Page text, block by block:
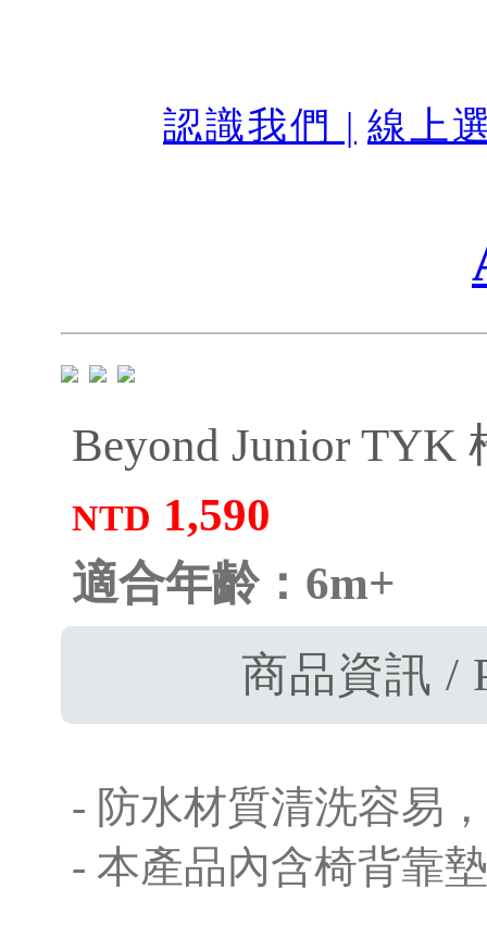
認識我們 | 線上
Beyond Junior TYK
NTD 1,590
適合年齡：6m+
商品資訊 /
- 防水材質清洗容易
- 本產品內含椅背靠